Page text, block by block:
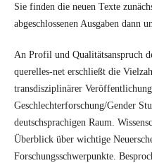
Sie finden die neuen Texte
abgeschlossenen Ausgaben dann
An Profil und Qualitätsanspruch
querelles-net erschließt die
transdisziplinärer
Geschlechterforschung/Gender
deutschsprachigen Raum.
Überblick über wichtige
Forschungsschwerpunkte.